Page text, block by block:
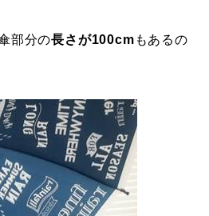
部分の長さが100cm もあるの